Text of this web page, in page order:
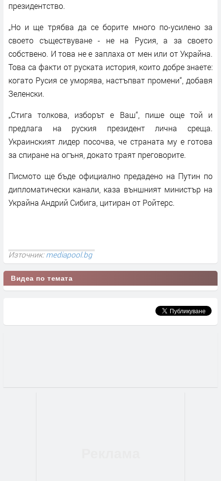
президентство.
„Но и ще трябва да се борите много по-усилено за
своето съществуване - не на Русия, а за своето
собствено. И това не е заплаха от мен или от Украйна.
Това са факти от руската история, които добре знаете:
когато Русия се уморява, настъпват промени“, добавя
Зеленски.
„Стига толкова, изборът е Ваш“, пише още той и
предлага на руския президент лична среща.
Украинският лидер посочва, че страната му е готова
за спиране на огъня, докато траят преговорите.
Писмото ще бъде официално предадено на Путин по
дипломатически канали, каза външният министър на
Украйна Андрий Сибига, цитиран от Ройтерс.
Източник:mediapool.bg
Видеа по темата